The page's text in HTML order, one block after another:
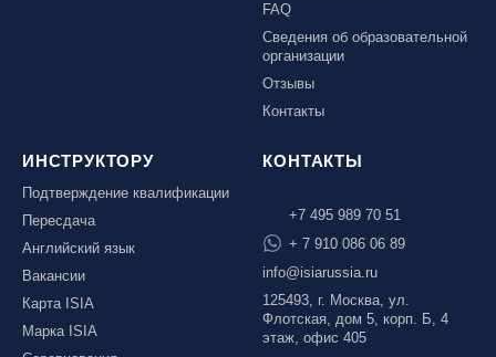
FAQ
Сведения об образовательной
организации
Отзывы
Контакты
ИНСТРУКТОРУ
Подтверждение квалификации
Пересдача
Английский язык
Вакансии
Карта ISIA
Марка ISIA
КОНТАКТЫ
+7 495 989 70 51
+ 7 910 086 06 89
info@isiarussia.ru
125493, г. Москва, ул.
Флотская, дом 5, корп. Б, 4
этаж, офис 405